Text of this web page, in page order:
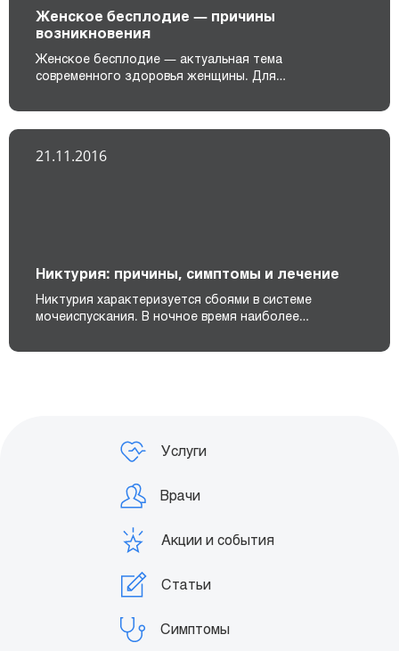
Женское бесплодие — причины
возникновения
Женское бесплодие — актуальная тема
современного здоровья женщины. Для…
21.11.2016
Никтурия: причины, симптомы и лечение
Никтурия характеризуется сбоями в системе
мочеиспускания. В ночное время наиболее…
Услуги
Врачи
Акции и события
Статьи
Симптомы